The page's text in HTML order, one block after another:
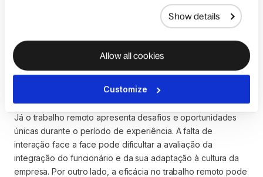
Show details
Allow all cookies
Customize
No contexto da contratação global, o período de
experiência é uma ferramenta valiosa para avaliar como um
funcionário se adapta a uma nova cultura empresarial e às
exigências de um cargo internacional. Ele oferece uma
oportunidade para que as empresas internacionais avaliem a
de trabalhar efetivamente em um ambiente global.
Já o trabalho remoto apresenta desafios e oportunidades
únicas durante o período de experiência. A falta de
interação face a face pode dificultar a avaliação da
integração do funcionário e da sua adaptação à cultura da
empresa. Por outro lado, a eficácia no trabalho remoto pode